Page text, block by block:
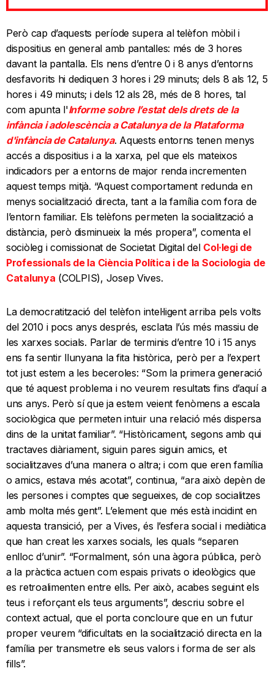
Però cap d’aquests període supera al telèfon mòbil i
dispositius en general amb pantalles: més de 3 hores
davant la pantalla. Els nens d’entre 0 i 8 anys d’entorns
desfavorits hi dediquen 3 hores i 29 minuts; dels 8 als 12, 5
hores i 49 minuts; i dels 12 als 28, més de 8 hores, tal
com apunta l'Informe sobre l’estat dels drets de la
infància i adolescència a Catalunya de la Plataforma
d'infància de Catalunya. Aquests entorns tenen menys
accés a dispositius i a la xarxa, pel que els mateixos
indicadors per a entorns de major renda incrementen
aquest temps mitjà. “Aquest comportament redunda en
menys socialització directa, tant a la família com fora de
l’entorn familiar. Els telèfons permeten la socialització a
distància, però disminueix la més propera”, comenta el
sociòleg i comissionat de Societat Digital del Col·legi de
Professionals de la Ciència Política i de la Sociologia de
Catalunya (COLPIS), Josep Vives.
La democratització del telèfon intel·ligent arriba pels volts
del 2010 i pocs anys després, esclata l’ús més massiu de
les xarxes socials. Parlar de terminis d’entre 10 i 15 anys
ens fa sentir llunyana la fita històrica, però per a l’expert
tot just estem a les beceroles: “Som la primera generació
que té aquest problema i no veurem resultats fins d’aquí a
uns anys. Però sí que ja estem veient fenòmens a escala
sociològica que permeten intuir una relació més dispersa
dins de la unitat familiar”. “Històricament, segons amb qui
tractaves diàriament, siguin pares siguin amics, et
socialitzaves d’una manera o altra; i com que eren família
o amics, estava més acotat”, continua, “ara això depèn de
les persones i comptes que segueixes, de cop socialitzes
amb molta més gent”. L’element que més està incidint en
aquesta transició, per a Vives, és l’esfera social i mediàtica
que han creat les xarxes socials, les quals “separen
enlloc d’unir”. “Formalment, són una àgora pública, però
a la pràctica actuen com espais privats o ideològics que
es retroalimenten entre ells. Per això, acabes seguint els
teus i reforçant els teus arguments”, descriu sobre el
context actual, que el porta concloure que en un futur
proper veurem “dificultats en la socialització directa en la
família per transmetre els seus valors i forma de ser als
fills”.